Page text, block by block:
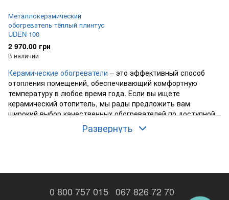
Металлокерамический
обогреватель тёплый плинтус
UDEN-100
2 970.00 грн
В наличии
Керамические обогреватели – это эффективный способ
отопления помещений, обеспечивающий комфортную
температуру в любое время года. Если вы ищете
керамический отопитель, мы рады предложить вам
широкий выбор качественных обогревателей по доступной
предлагаем обогреватели от ведущих производителей со
Развернуть
0 800 757 015 067 826 72 70